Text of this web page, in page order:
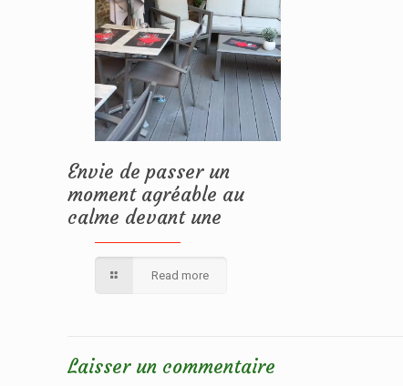
Envie de passer un
moment agréable au
calme devant une
Read more
Laisser un commentaire